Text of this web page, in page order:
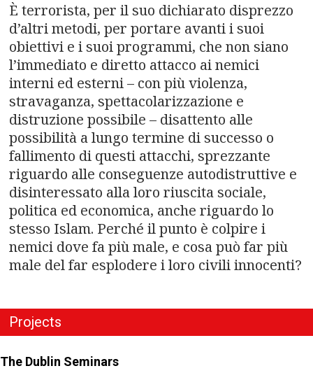
È terrorista, per il suo dichiarato disprezzo
d’altri metodi, per portare avanti i suoi
obiettivi e i suoi programmi, che non siano
l’immediato e diretto attacco ai nemici
interni ed esterni – con più violenza,
stravaganza, spettacolarizzazione e
distruzione possibile – disattento alle
possibilità a lungo termine di successo o
fallimento di questi attacchi, sprezzante
riguardo alle conseguenze autodistruttive e
disinteressato alla loro riuscita sociale,
politica ed economica, anche riguardo lo
stesso Islam. Perché il punto è colpire i
nemici dove fa più male, e cosa può far più
male del far esplodere i loro civili innocenti?
Projects
The Dublin Seminars